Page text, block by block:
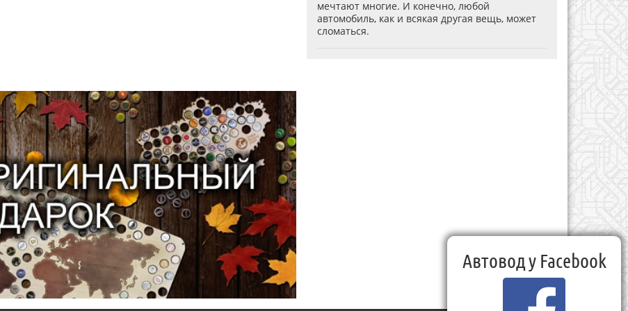
мечтают многие. И конечно, любой
автомобиль, как и всякая другая вещь, может
сломаться.
Автовод у Facebook